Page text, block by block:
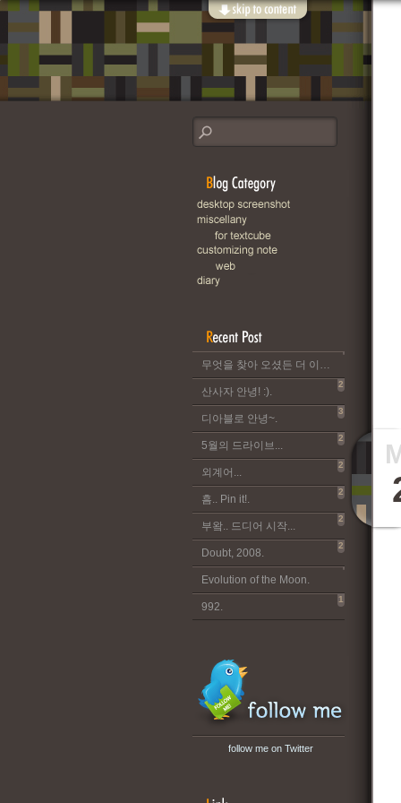
무엇을 찾아 오셨든 더 이상 이 블로그는 운영되지 않습니다..
산사자 안녕! :).
2
디아블로 안녕~.
3
5월의 드라이브...
2
외계어...
2
흠.. Pin it!.
2
부왘.. 드디어 시작...
2
Doubt, 2008.
2
Evolution of the Moon.
992.
1
follow me on Twitter